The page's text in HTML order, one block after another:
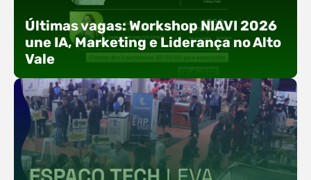
Últimas vagas: Workshop NIAVI 2026
une IA, Marketing e Liderança no Alto
Vale